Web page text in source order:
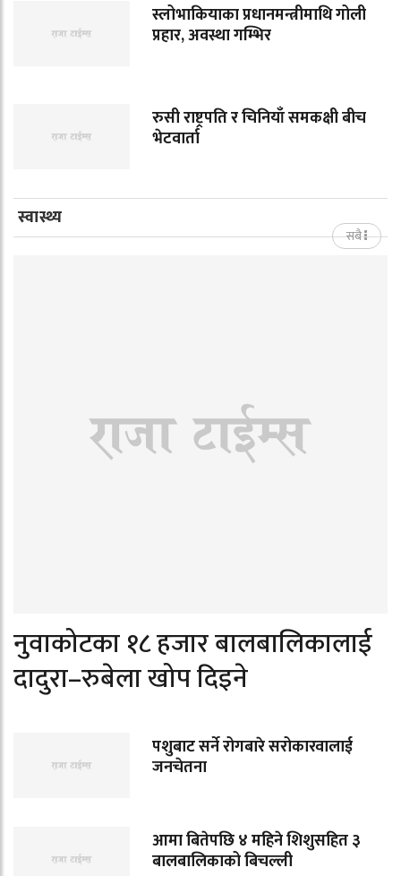
स्लोभाकियाका प्रधानमन्त्रीमाथि गोली
प्रहार, अवस्था गम्भिर
रुसी राष्ट्रपति र चिनियाँ समकक्षी बीच
भेटवार्ता
स्वास्थ्य
सबै
नुवाकोटका १८ हजार बालबालिकालाई
दादुरा–रुबेला खोप दिइने
पशुबाट सर्ने रोगबारे सरोकारवालाई
जनचेतना
आमा बितेपछि ४ महिने शिशुसहित ३
बालबालिकाको बिचल्ली